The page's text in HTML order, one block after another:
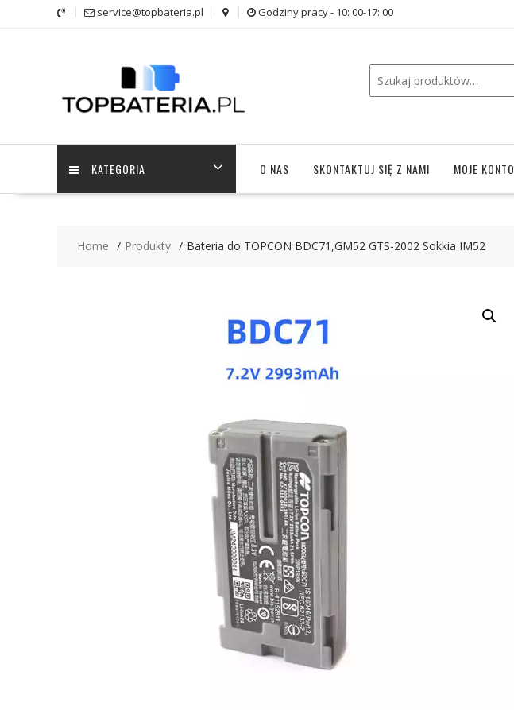
service@topbateria.pl Godziny pracy - 10: 00-17: 00
KATEGORIA O NAS SKONTAKTUJ SIĘ Z NAMI MOJE KONTO
Home Produkty Bateria do TOPCON BDC71,GM52 GTS-2002 Sokkia IM52